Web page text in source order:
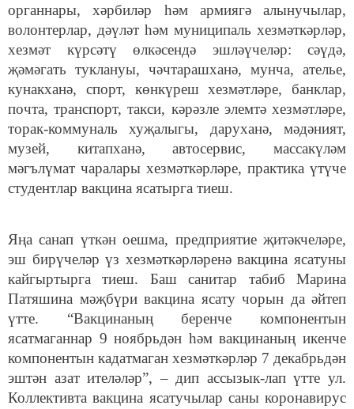
органнары, хәрбиләр һәм армиягә алынучылар,
волонтерлар, дәүләт һәм муниципаль хезмәткәрләр,
хезмәт күрсәтү өлкәсендә эшләүчеләр: сәүдә,
җәмәгать туклануы, чәчтарашханә, мунча, ателье,
кунакханә, спорт, көнкүреш хезмәтләре, банклар,
почта, транспорт, такси, кәрәзле элемтә хезмәтләре,
торак-коммуналь хуҗалыгы, даруханә, мәдәният,
музей, китапханә, автосервис, массакүләм
мәгълүмат чаралары хезмәткәрләре, практика үтүче
студентлар вакцина ясатырга тиеш.
Яңа санап үткән оешма, предприятие җитәкчеләре,
эш бирүчеләр үз хезмәткәрләренә вакцина ясатуны
кайгыртырга тиеш. Баш санитар табиб Марина
Патяшина мәҗбүри вакцина ясату чорын да әйтеп
үтте. “Вакцинаның беренче компонентын
ясатмаганнар 9 ноябрьдән һәм вакцинаның икенче
компонентын кадатмаган хезмәткәрләр 7 декабрьдән
эштән азат ителәләр”, – дип ассызык-лап үтте ул.
Коллективта вакцина ясатучылар саны коронавирус